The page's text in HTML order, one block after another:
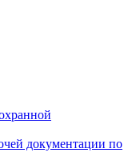
документации по